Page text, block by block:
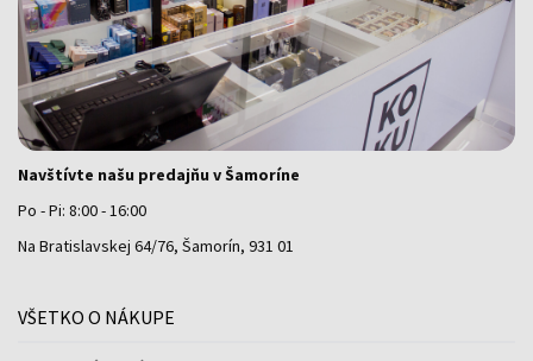
Navštívte našu predajňu v Šamoríne
Po - Pi: 8:00 - 16:00
Na Bratislavskej 64/76, Šamorín, 931 01
VŠETKO O NÁKUPE